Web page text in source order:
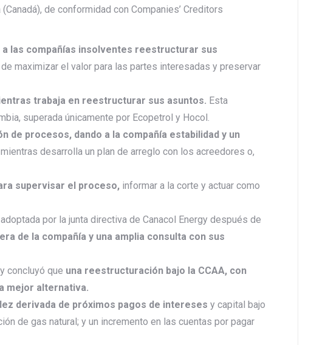
de conformidad con Companies’ Creditors
a las compañías insolventes reestructurar sus
maximizar el valor para las partes interesadas y preservar
trabaja en reestructurar sus asuntos. Esta
superada únicamente por Ecopetrol y Hocol.
de procesos, dando a la compañía estabilidad y un
mientras desarrolla un plan de arreglo con los acreedores o,
supervisar el proceso, informar a la corte y actuar como
por la junta directiva de Canacol Energy después de
de la compañía y una amplia consulta con sus
concluyó que una reestructuración bajo la CCAA, con
mejor alternativa.
derivada de próximos pagos de intereses y capital bajo
de gas natural; y un incremento en las cuentas por pagar